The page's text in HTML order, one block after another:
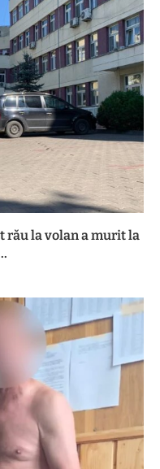
rău la volan a murit la